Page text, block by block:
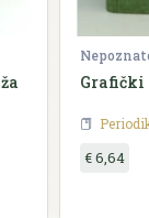
Grafički
€ 6,64